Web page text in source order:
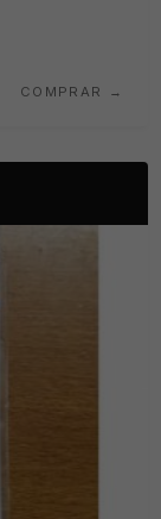
COMPRAR